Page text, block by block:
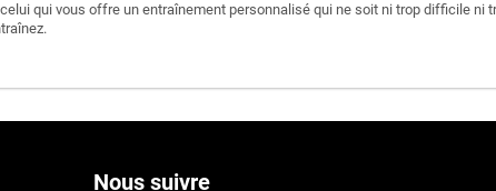
qui vous offre un entraînement personnalisé qui ne soit ni trop difficile ni
Nous suivre